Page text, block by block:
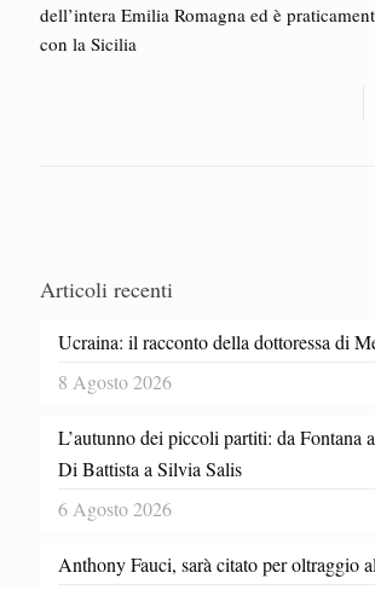
dell’intera Emilia Romagna ed è
con la Sicilia
Articoli recenti
Ucraina: il racconto della dottoressa di
8 Agosto 2026
L’autunno dei piccoli partiti: da Fontana
Di Battista a Silvia Salis
6 Agosto 2026
Anthony Fauci, sarà citato per oltraggio